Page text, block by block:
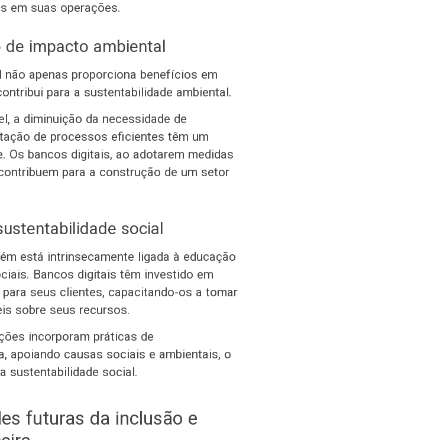
em suas operações.
impacto ambiental
apenas proporciona benefícios em
para a sustentabilidade ambiental.
a diminuição da necessidade de
de processos eficientes têm um
Os bancos digitais, ao adotarem medidas
para a construção de um setor
social
está intrinsecamente ligada à educação
Bancos digitais têm investido em
seus clientes, capacitando-os a tomar
sobre seus recursos.
incorporam práticas de
apoiando causas sociais e ambientais, o
sustentabilidade social.
futuras da inclusão e